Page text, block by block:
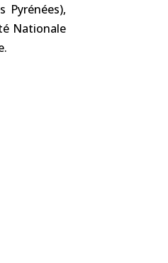
Pyrénées),
Nationale